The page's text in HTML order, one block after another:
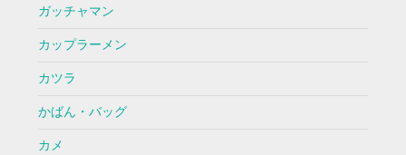
ガッチャマン
カップラーメン
カツラ
かばん・バッグ
カメ